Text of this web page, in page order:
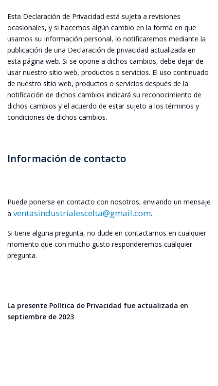
Esta Declaración de Privacidad está sujeta a revisiones
ocasionales, y si hacemos algún cambio en la forma en que
usamos su Información personal, lo notificaremos mediante la
publicación de una Declaración de privacidad actualizada en
esta página web. Si se opone a dichos cambios, debe dejar de
usar nuestro sitio web, productos o servicios. El uso continuado
de nuestro sitio web, productos o servicios después de la
notificación de dichos cambios indicará su reconocimiento de
dichos cambios y el acuerdo de estar sujeto a los términos y
condiciones de dichos cambios.
Información de contacto
Puede ponerse en contacto con nosotros, enviando un mensaje
a ventasindustrialescelta@gmail.com.
Si tiene alguna pregunta, no dude en contactarnos en cualquier
momento que con mucho gusto responderemos cualquier
pregunta.
La presente Política de Privacidad fue actualizada en
septiembre de 2023